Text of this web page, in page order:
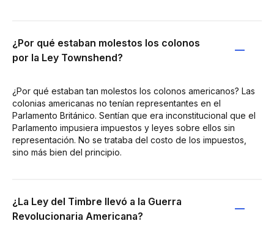
¿Por qué estaban molestos los colonos
por la Ley Townshend?
¿Por qué estaban tan molestos los colonos americanos? Las
colonias americanas no tenían representantes en el
Parlamento Británico. Sentían que era inconstitucional que el
Parlamento impusiera impuestos y leyes sobre ellos sin
representación. No se trataba del costo de los impuestos,
sino más bien del principio.
¿La Ley del Timbre llevó a la Guerra
Revolucionaria Americana?